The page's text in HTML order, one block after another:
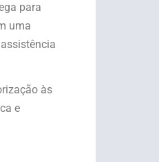
para
uma
às
e